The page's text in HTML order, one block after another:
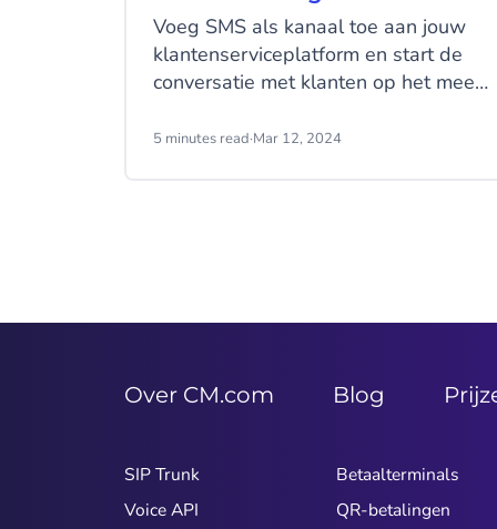
Voeg SMS als kanaal toe aan jouw
klantenserviceplatform en start de
conversatie met klanten op het meest
Voer persoonlijke gesprekken zonder
5 minutes read·Mar 12, 2024
Over CM.com Blog
SIP Trunk
Voice API
Betaalterminals
QR-betalingen